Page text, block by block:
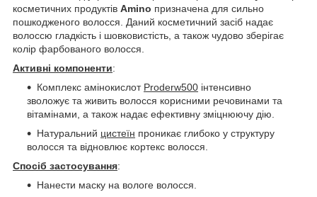
косметичних продуктів Amino призначена для сильно
пошкодженого волосся. Даний косметичний засіб надає
волоссю гладкість і шовковистість, а також чудово зберігає
колір фарбованого волосся.
Активні компоненти:
Комплекс амінокислот Proderw500 інтенсивно
зволожує та живить волосся корисними речовинами та
вітамінами, а також надає ефективну зміцнюючу дію.
Натуральний цистеїн проникає глибоко у структуру
волосся та відновлює кортекс волосся.
Спосіб застосування:
Нанести маску на вологе волосся.